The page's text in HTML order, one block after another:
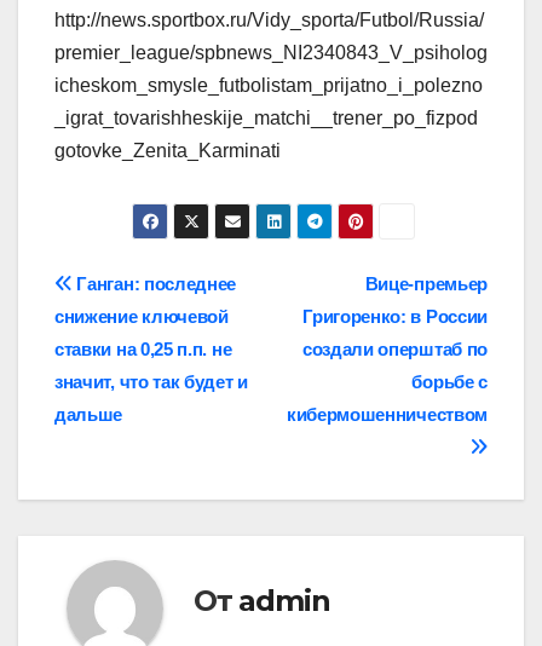
http://news.sportbox.ru/Vidy_sporta/Futbol/Russia/
premier_league/spbnews_NI2340843_V_psiholog
icheskom_smysle_futbolistam_prijatno_i_polezno
_igrat_tovarishheskije_matchi__trener_po_fizpod
gotovke_Zenita_Karminati
Навигация
по
записям
Вице-премьер
Григоренко: в России
создали оперштаб по
борьбе с
кибермошенничеством
Ганган: последнее
снижение ключевой
ставки на 0,25 п.п. не
значит, что так будет и
дальше
От admin